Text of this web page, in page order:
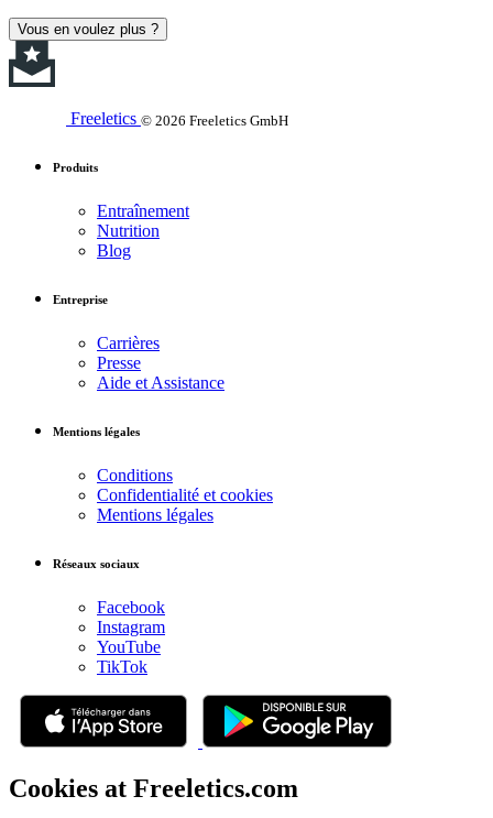
Vous en voulez plus ?
Freeletics © 2026 Freeletics GmbH
Produits
Entraînement
Nutrition
Blog
Entreprise
Carrières
Presse
Aide et Assistance
Mentions légales
Conditions
Confidentialité et cookies
Mentions légales
Réseaux sociaux
Facebook
Instagram
YouTube
TikTok
Cookies at Freeletics.com